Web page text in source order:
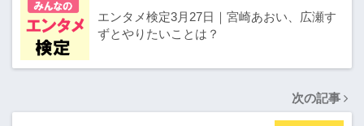
エンタメ検定3月27日｜宮崎あおい、広瀬す
ずとやりたいことは？
次の記事